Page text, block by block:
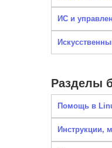
ИС и
Разделы
Помощь в
Инструкции,